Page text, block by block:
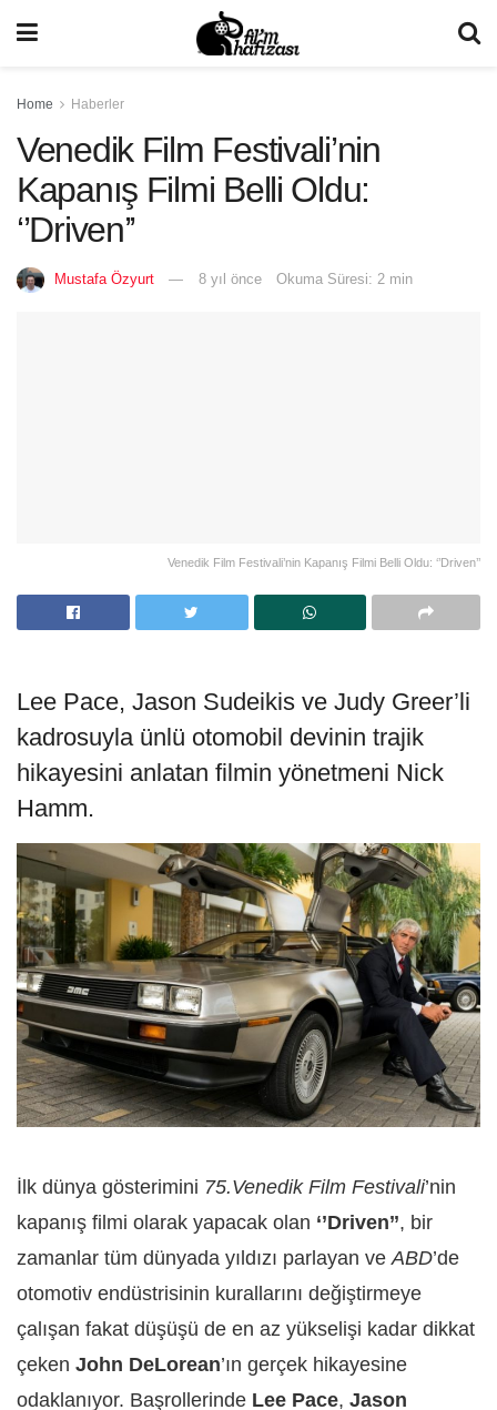
Home Haberler
Venedik Film Festivali’nin
Kapanış Filmi Belli Oldu:
‘’Driven’’
Mustafa Özyurt 8 yıl önce Okuma Süresi: 2 min
Venedik Film Festivali’nin Kapanış Filmi Belli Oldu: ‘’Driven’’
Lee Pace, Jason Sudeikis ve Judy Greer’li
kadrosuyla ünlü otomobil devinin trajik
hikayesini anlatan filmin yönetmeni Nick
Hamm.
İlk dünya gösterimini 75.Venedik Film Festivali’nin
kapanış filmi olarak yapacak olan ‘’Driven’’, bir
zamanlar tüm dünyada yıldızı parlayan veABD’de
otomotiv endüstrisinin kurallarını değiştirmeye
çalışan fakat düşüşü de en az yükselişi kadar dikkat
çeken John DeLorean’ın gerçek hikayesine
odaklanıyor. Başrollerinde Lee Pace, Jason